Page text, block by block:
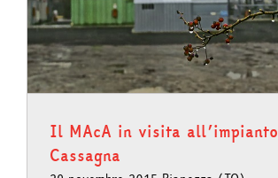
Il MAcA in visita all’impianto
Cassagna